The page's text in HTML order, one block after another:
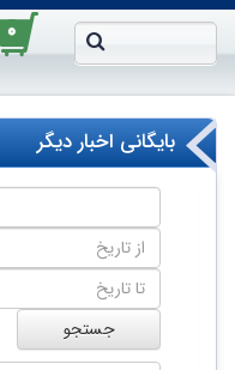
۰
بایگانی اخبار دیگر
جستجو